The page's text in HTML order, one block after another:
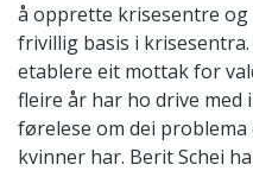
å opprette krisesentre
frivillig basis i
etablere eit mottak for
fleire år har ho drive
førelese om dei
kvinner har. Berit Schei